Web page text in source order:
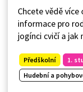
Chcete vědě
informace pro
jogínci cvičí a jak
Předškolní
1.
Hudební a